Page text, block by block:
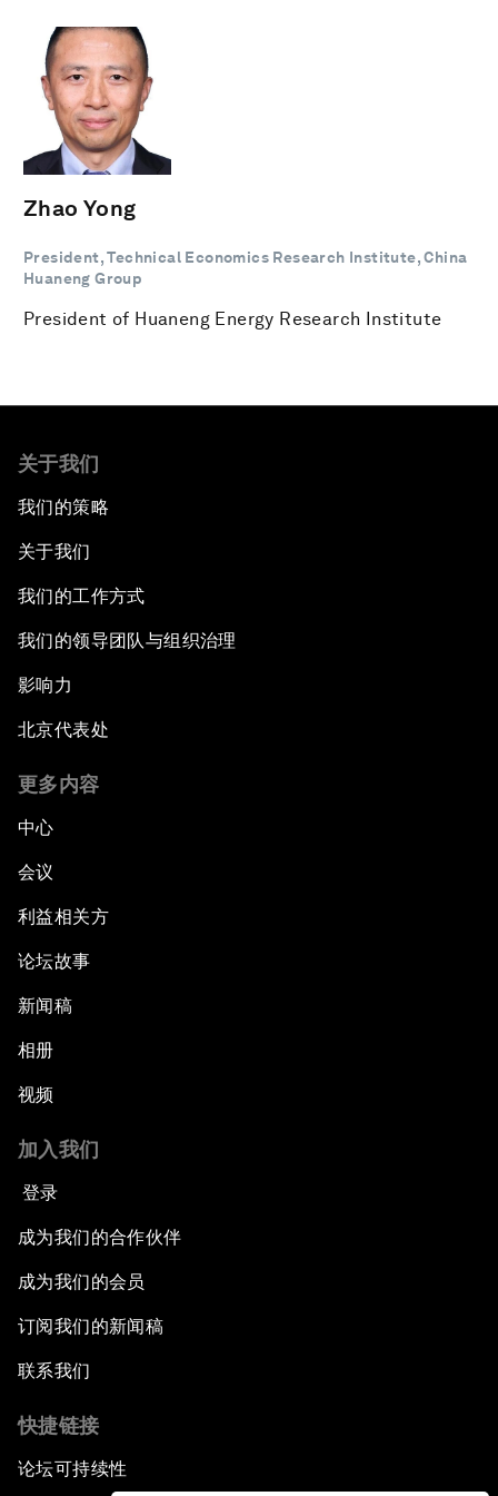
Zhao Yong
President, Technical Economics Research Institute, China
Huaneng Group
President of Huaneng Energy Research Institute
关于我们
我们的策略
关于我们
我们的工作方式
我们的领导团队与组织治理
影响力
北京代表处
更多内容
中心
会议
利益相关方
论坛故事
新闻稿
相册
视频
加入我们
登录
成为我们的合作伙伴
成为我们的会员
订阅我们的新闻稿
联系我们
快捷链接
论坛可持续性